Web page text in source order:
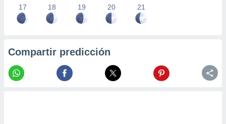
17 18 19 20 21
Compartir predicción